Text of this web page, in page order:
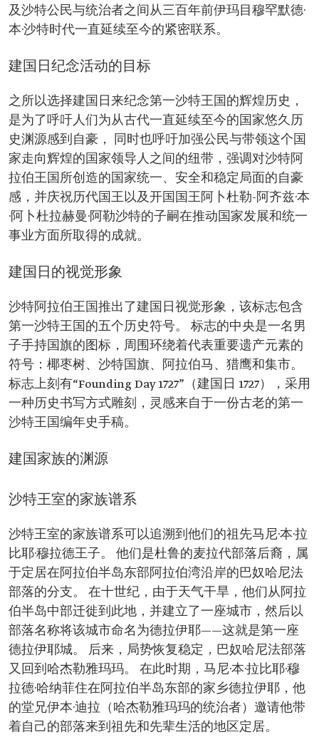
及沙特公民与统治者之间从三百年前伊玛目穆罕默德·
本·沙特时代一直延续至今的紧密联系。
建国日纪念活动的目标
之所以选择建国日来纪念第一沙特王国的辉煌历史，
是为了呼吁人们为从古代一直延续至今的国家悠久历
史渊源感到自豪， 同时也呼吁加强公民与带领这个国
家走向辉煌的国家领导人之间的纽带，强调对沙特阿
拉伯王国所创造的国家统一、安全和稳定局面的自豪
感，并庆祝历代国王以及开国国王阿卜杜勒-阿齐兹·本
·阿卜杜拉赫曼·阿勒沙特的子嗣在推动国家发展和统一
事业方面所取得的成就。
建国日的视觉形象
沙特阿拉伯王国推出了建国日视觉形象，该标志包含
第一沙特王国的五个历史符号。 标志的中央是一名男
子手持国旗的图标，周围环绕着代表重要遗产元素的
符号：椰枣树、沙特国旗、阿拉伯马、猎鹰和集市。
标志上刻有“Founding Day 1727”（建国日 1727），采用
一种历史书写方式雕刻，灵感来自于一份古老的第一
沙特王国编年史手稿。
建国家族的渊源
沙特王室的家族谱系
沙特王室的家族谱系可以追溯到他们的祖先马尼·本·拉
比耶·穆拉德王子。 他们是杜鲁的麦拉代部落后裔，属
于定居在阿拉伯半岛东部阿拉伯湾沿岸的巴奴哈尼法
部落的分支。 在十世纪，由于天气干旱，他们从阿拉
伯半岛中部迁徙到此地，并建立了一座城市，然后以
部落名称将该城市命名为德拉伊耶——这就是第一座
德拉伊耶城。 后来，局势恢复稳定，巴奴哈尼法部落
又回到哈杰勒雅玛玛。 在此时期，马尼·本·拉比耶·穆
拉德·哈纳菲住在阿拉伯半岛东部的家乡德拉伊耶，他
的堂兄伊本·迪拉（哈杰勒雅玛玛的统治者）邀请他带
着自己的部落来到祖先和先辈生活的地区定居。